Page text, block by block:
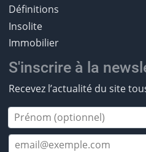
Définitions
Insolite
Immobilier
S'inscrire à la
Recevez l’actualité du site